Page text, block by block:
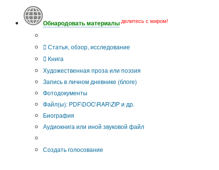
Обнародовать материалы делитесь с миром!
Статья, обзор, исследование
Книга
Художественная проза или поэзия
Запись в личном дневнике (блоге)
Фотодокументы
Файл(ы): PDF\DOC\RAR\ZIP и др.
Биография
Аудиокнига или иной звуковой файл
Создать голосование